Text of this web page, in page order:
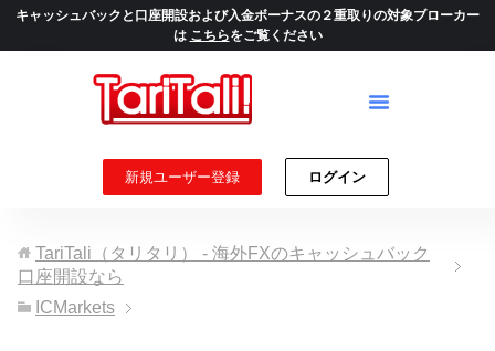
キャッシュバックと口座開設および入金ボーナスの２重取りの対象ブローカー
は こちらをご覧ください
新規ユーザー登録 ログイン
TariTali（タリタリ） - 海外FXのキャッシュバック
口座開設なら
ICMarkets